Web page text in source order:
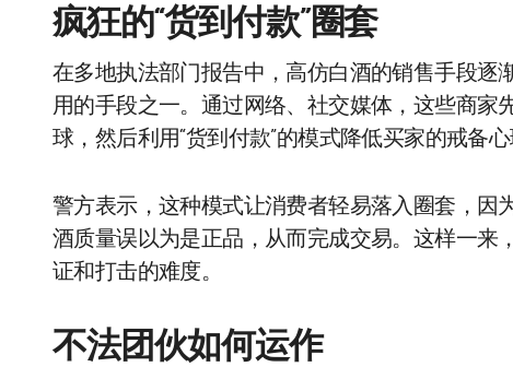
疯狂的“货到付款”圈套
在多地执法部门报告中，高仿白酒的销售手段逐
用的手段之一。通过网络、社交媒体，这些商家
球，然后利用“货到付款”的模式降低买家的戒备心
警方表示，这种模式让消费者轻易落入圈套，因
酒质量误以为是正品，从而完成交易。这样一来
证和打击的难度。
不法团伙如何运作